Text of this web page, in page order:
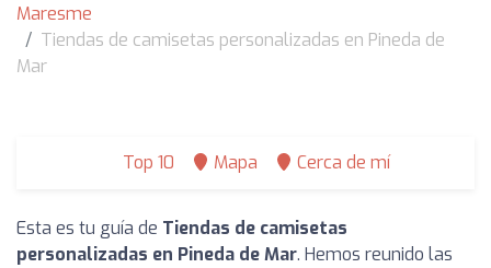
Maresme
Tiendas de camisetas personalizadas en Pineda de
Mar
Top 10 Mapa Cerca de mí
Esta es tu guía de Tiendas de camisetas
personalizadas en Pineda de Mar. Hemos reunido las